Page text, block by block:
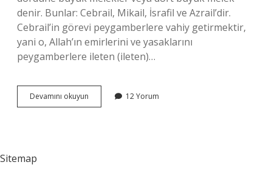
denir. Bunlar: Cebrail, Mikail, İsrafil ve Azrail’dir.
Cebrail’in görevi peygamberlere vahiy getirmektir,
yani o, Allah’ın emirlerini ve yasaklarını
peygamberlere ileten (ileten)…
Devamını okuyun
Kaç
12 Yorum
Sitemap